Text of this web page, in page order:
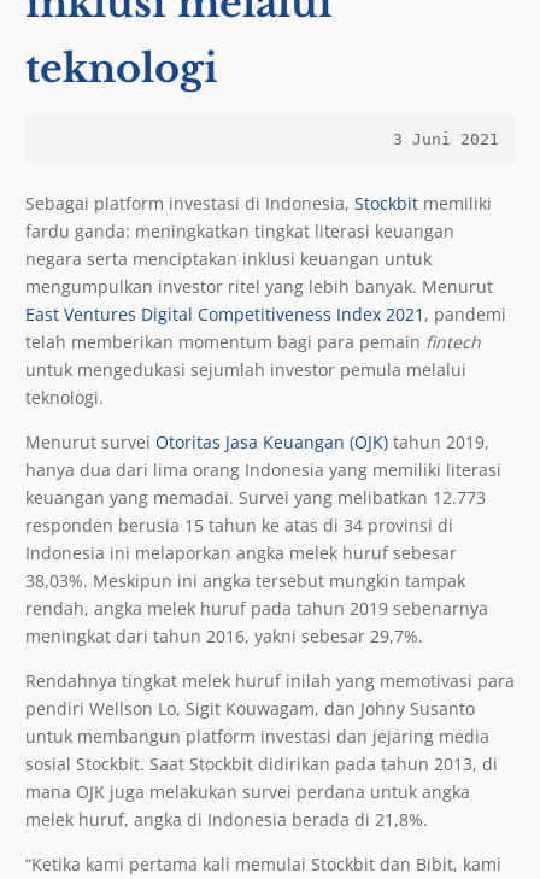
teknologi
3 Juni 2021
Sebagai platform investasi di Indonesia, Stockbit memiliki
fardu ganda: meningkatkan tingkat literasi keuangan
negara serta menciptakan inklusi keuangan untuk
mengumpulkan investor ritel yang lebih banyak. Menurut
East Ventures Digital Competitiveness Index 2021 , pandemi
telah memberikan momentum bagi para pemain fintech
untuk mengedukasi sejumlah investor pemula melalui
teknologi.
Menurut survei Otoritas Jasa Keuangan (OJK) tahun 2019,
hanya dua dari lima orang Indonesia yang memiliki literasi
keuangan yang memadai. Survei yang melibatkan 12.773
responden berusia 15 tahun ke atas di 34 provinsi di
Indonesia ini melaporkan angka melek huruf sebesar
38,03%. Meskipun ini angka tersebut mungkin tampak
rendah, angka melek huruf pada tahun 2019 sebenarnya
meningkat dari tahun 2016, yakni sebesar 29,7%.
Rendahnya tingkat melek huruf inilah yang memotivasi para
pendiri Wellson Lo, Sigit Kouwagam, dan Johny Susanto
untuk membangun platform investasi dan jejaring media
sosial Stockbit. Saat Stockbit didirikan pada tahun 2013, di
mana OJK juga melakukan survei perdana untuk angka
melek huruf, angka di Indonesia berada di 21,8%.
“Ketika kami pertama kali memulai Stockbit dan Bibit, kami